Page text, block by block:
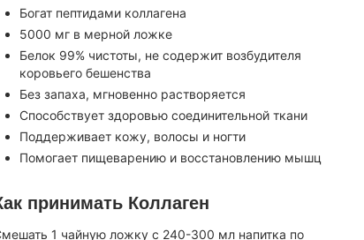
Богат пептидами коллагена
5000 мг в мерной ложке
Белок 99% чистоты, не содержит возбудителя
коровьего бешенства
Без запаха, мгновенно растворяется
Способствует здоровью соединительной ткани
Поддерживает кожу, волосы и ногти
Помогает пищеварению и восстановлению мышц
принимать Коллаген
1 чайную ложку с 240-300 мл напитка по